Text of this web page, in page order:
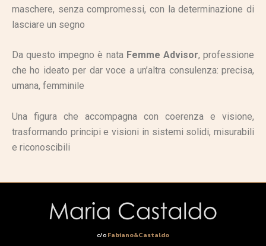
maschere, senza compromessi, con la determinazione di
lasciare un segno
Da questo impegno è nata Femme Advisor, professione
che ho ideato per dar voce a un’altra consulenza: precisa,
umana, femminile
Una figura che accompagna con coerenza e visione,
trasformando principi e visioni in sistemi solidi, misurabili
e riconoscibili
c/oFabiano&Castaldo